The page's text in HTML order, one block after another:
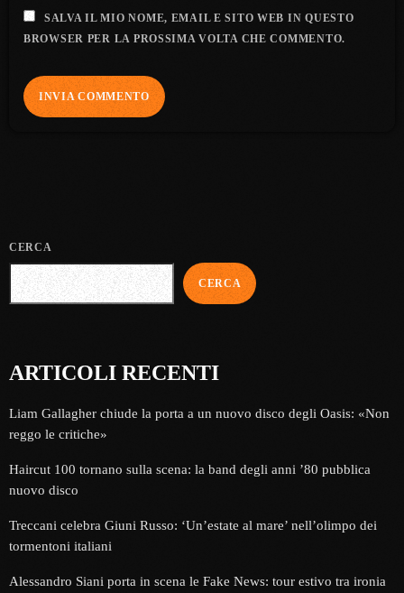
SALVA IL MIO NOME, EMAIL E SITO WEB IN QUESTO
BROWSER PER LA PROSSIMA VOLTA CHE COMMENTO.
CERCA
CERCA
ARTICOLI RECENTI
Liam Gallagher chiude la porta a un nuovo disco degli Oasis: «Non
reggo le critiche»
Haircut 100 tornano sulla scena: la band degli anni ’80 pubblica
nuovo disco
Treccani celebra Giuni Russo: ‘Un’estate al mare’ nell’olimpo dei
tormentoni italiani
Alessandro Siani porta in scena le Fake News: tour estivo tra ironia